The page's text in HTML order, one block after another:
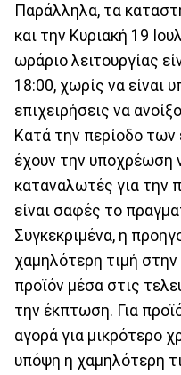
Παράλληλα, τα
και την Κυριακή 19
ωράριο λειτουργίας
18:00, χωρίς να είναι
επιχειρήσεις να
Κατά την περίοδο των
έχουν την υποχρέωση
καταναλωτές για την
είναι σαφές το
Συγκεκριμένα, η
χαμηλότερη τιμή στην
προϊόν μέσα στις
την έκπτωση. Για
αγορά για μικρότερο
υπόψη η χαμηλότερη